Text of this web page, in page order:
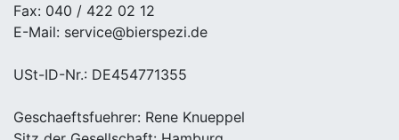
Fax: 040 / 422 02 12
E-Mail: service@bierspezi.de
USt-ID-Nr.: DE454771355
Geschaeftsfuehrer: Rene Knueppel